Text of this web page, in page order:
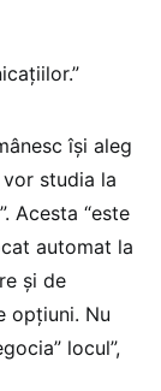
își aleg
studia la
Acesta “este
automat la
și de
opțiuni. Nu
locul”,